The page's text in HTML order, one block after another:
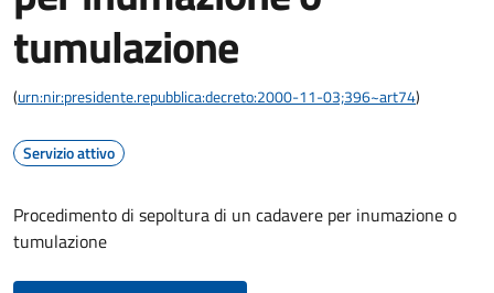
tumulazione
(urn:nir:presidente.repubblica:decreto:2000-11-03;396~art74)
Servizio attivo
Procedimento di sepoltura di un cadavere per inumazione o
tumulazione